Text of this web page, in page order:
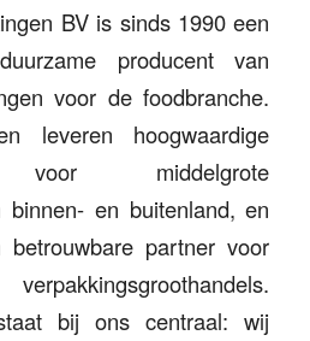
BV is sinds 1990 een
producent van
voor de foodbranche.
leveren hoogwaardige
voor middelgrote
binnen- en buitenland, en
partner voor
bij ons centraal: wij